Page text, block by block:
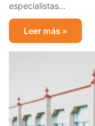
especialistas…
Leer más »